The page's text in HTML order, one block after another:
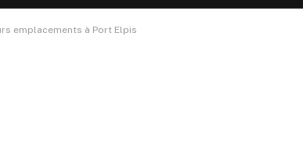
emplacements à Port Elpis